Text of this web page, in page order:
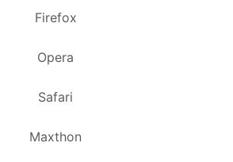
Firefox
Opera
Safari
Maxthon